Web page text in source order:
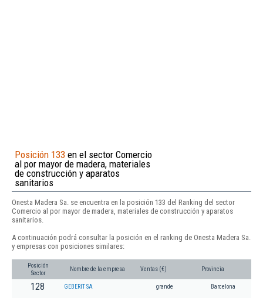
Posición 133 en el sector Comercio
al por mayor de madera, materiales
de construcción y aparatos
sanitarios
Onesta Madera Sa. se encuentra en la posición 133 del Ranking del sector
Comercio al por mayor de madera, materiales de construcción y aparatos
sanitarios.
A continuación podrá consultar la posición en el ranking de Onesta Madera Sa.
y empresas con posiciones similares:
Posición
Sector
Nombre de la empresa Ventas (€) Provincia
128 GEBERIT SA grande Barcelona